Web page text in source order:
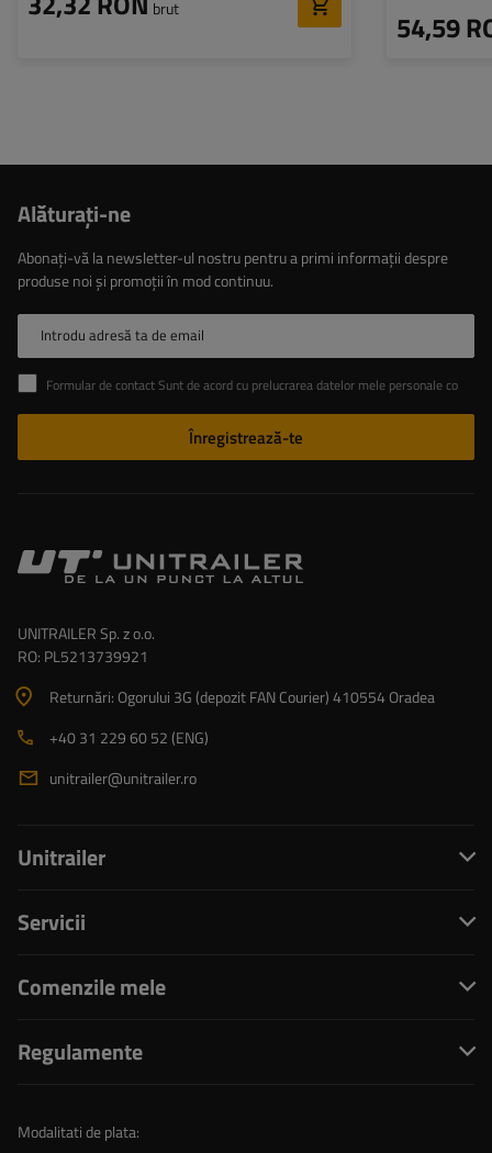
brut 54,59
Alăturaţi-ne
Abonați-vă la newsletter-ul nostru pentru a primi informații despre
produse noi și promoții în mod continuu.
Introdu adresă ta de email
Formular de contact Sunt de acord cu prelucrarea datelor mele personale conținute în formularul de contact în conformitate cu Regulamentul Parlamentului European și al Consiliului (UE)
Înregistrează-te
UNITRAILER Sp. z o.o.
RO: PL5213739921
Returnări: Ogorului 3G (depozit FAN Courier) 410554 Oradea
+40 31 229 60 52 (ENG)
unitrailer@unitrailer.ro
Unitrailer
Servicii
Comenzile mele
Regulamente
Modalitati de plata: